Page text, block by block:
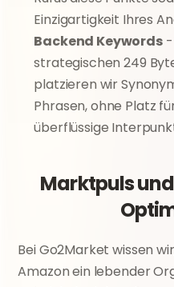
Einzigartigkeit Ihres
Backend Keywords -
strategischen 249
platzieren wir
Phrasen, ohne Platz
überflüssige
Marktpuls
Bei Go2Market wissen
Amazon ein lebender